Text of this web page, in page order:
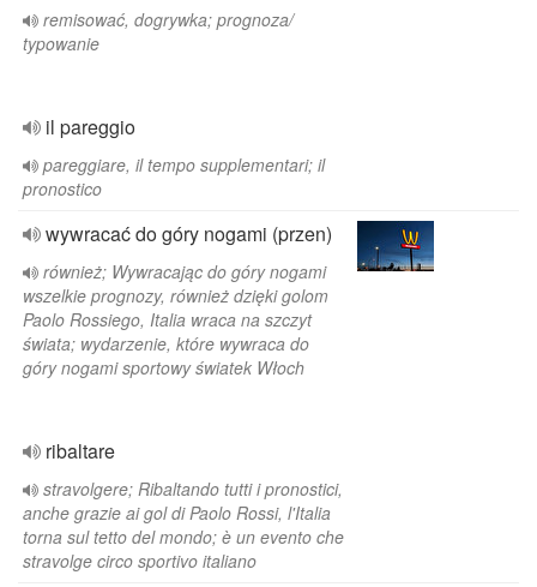
remisować, dogrywka; prognoza/
typowanie
il pareggio
pareggiare, il tempo supplementari; il
pronostico
wywracać do góry nogami (przen)
również; Wywracając do góry nogami
wszelkie prognozy, również dzięki golom
Paolo Rossiego, Italia wraca na szczyt
świata; wydarzenie, które wywraca do
góry nogami sportowy światek Włoch
ribaltare
stravolgere; Ribaltando tutti i pronostici,
anche grazie ai gol di Paolo Rossi, l'Italia
torna sul tetto del mondo; è un evento che
stravolge circo sportivo italiano